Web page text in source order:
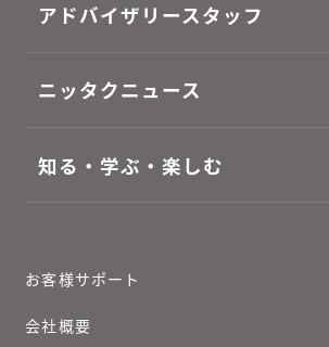
アドバイザリースタッフ
ニッタクニュース
知る・学ぶ・楽しむ
お客様サポート
会社概要